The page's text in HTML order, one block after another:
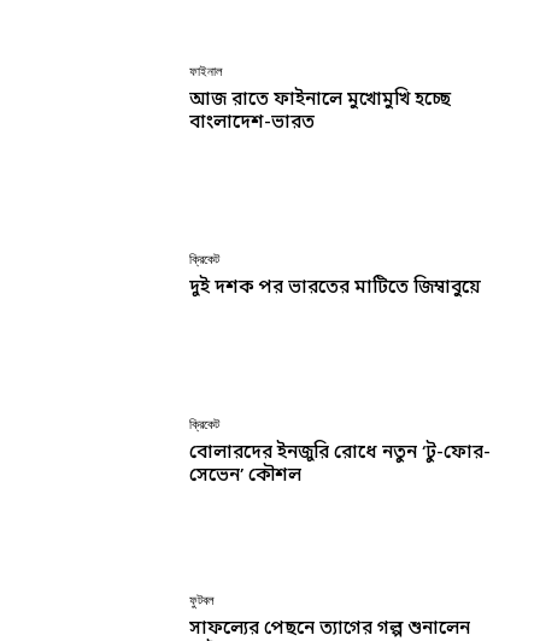
ফাইনাল
আজ রাতে ফাইনালে মুখোমুখি হচ্ছে
বাংলাদেশ-ভারত
ক্রিকেট
দুই দশক পর ভারতের মাটিতে জিম্বাবুয়ে
ক্রিকেট
বোলারদের ইনজুরি রোধে নতুন ‘টু-ফোর-
সেভেন’ কৌশল
ফুটবল
সাফল্যের পেছনে ত্যাগের গল্প শুনালেন